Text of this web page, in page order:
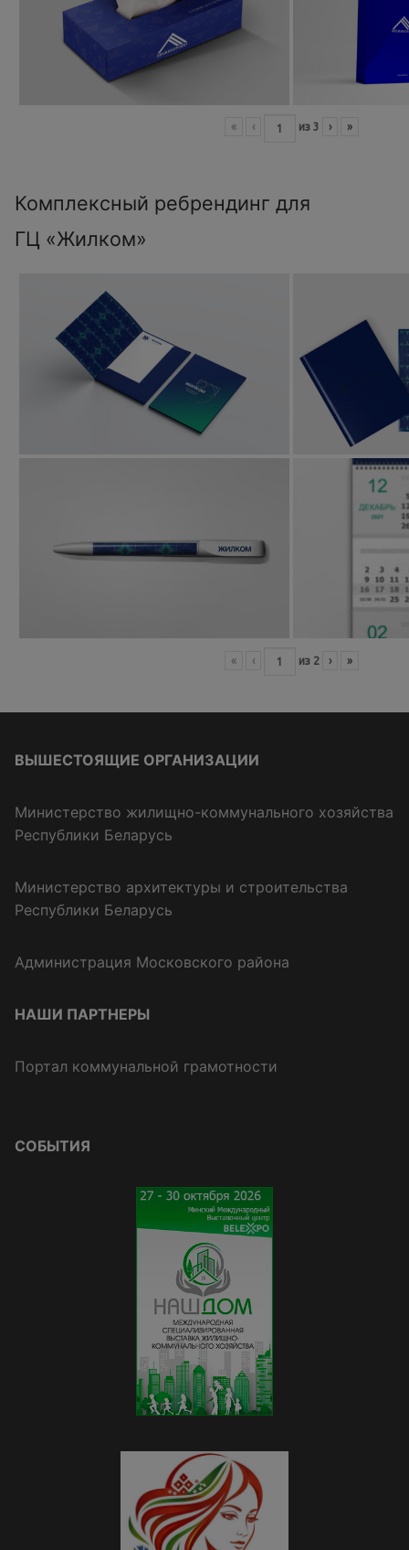
« ‹ из 3 › »
Комплексный ребрендинг для
ГЦ «Жилком»
« ‹ из 2 › »
ВЫШЕСТОЯЩИЕ ОРГАНИЗАЦИИ
Министерство жилищно-коммунального хозяйства
Республики Беларусь
Министерство архитектуры и строительства
Республики Беларусь
Администрация Московского района
НАШИ ПАРТНЕРЫ
Портал коммунальной грамотности
СОБЫТИЯ